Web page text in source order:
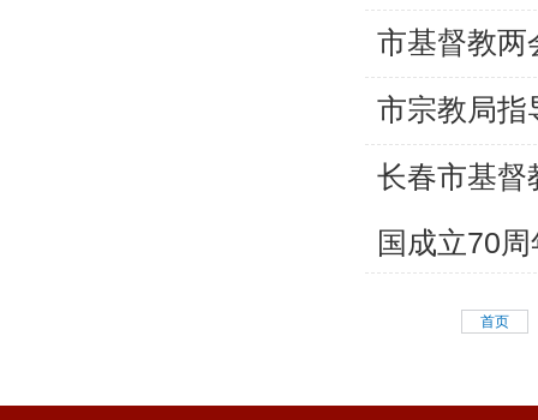
市基督教两
市宗教局指
长春市基督
国成立70
首页